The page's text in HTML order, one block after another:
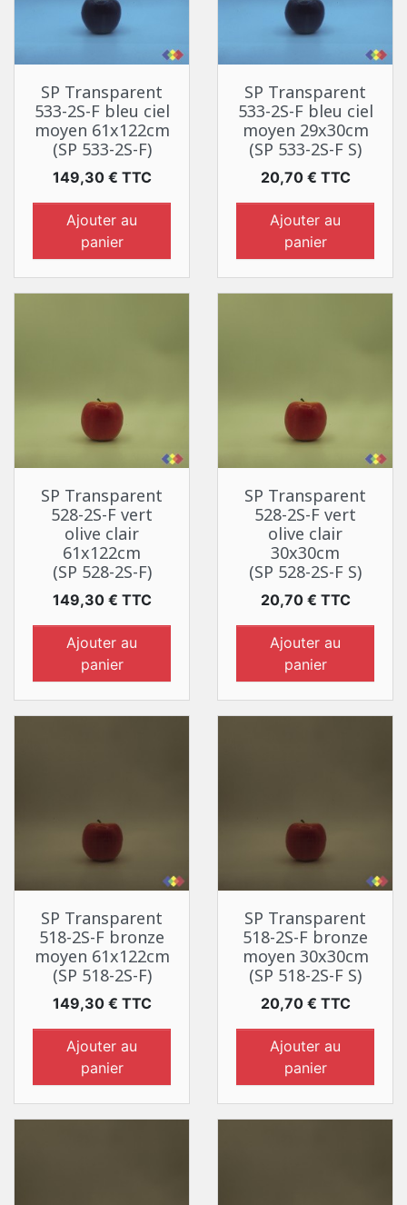
SP Transparent
533-2S-F bleu ciel
moyen 61x122cm
(SP 533-2S-F)
Prix
149,30 € TTC
Ajouter au
panier
SP Transparent
533-2S-F bleu ciel
moyen 29x30cm
(SP 533-2S-F S)
Prix
20,70 € TTC
Ajouter au
panier
SP Transparent
528-2S-F vert
olive clair
61x122cm
(SP 528-2S-F)
Prix
149,30 € TTC
Ajouter au
panier
SP Transparent
528-2S-F vert
olive clair
30x30cm
(SP 528-2S-F S)
Prix
20,70 € TTC
Ajouter au
panier
SP Transparent
518-2S-F bronze
moyen 61x122cm
(SP 518-2S-F)
Prix
149,30 € TTC
Ajouter au
panier
SP Transparent
518-2S-F bronze
moyen 30x30cm
(SP 518-2S-F S)
Prix
20,70 € TTC
Ajouter au
panier